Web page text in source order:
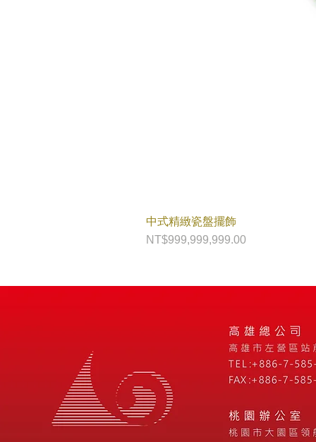
中式精緻瓷盤擺飾
價格
NT$999,999,999.00